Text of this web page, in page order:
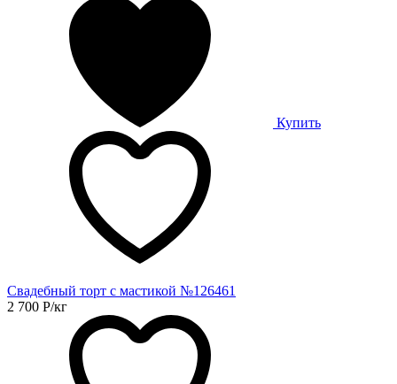
Купить
Свадебный торт с мастикой №126461
2 700 Р/кг